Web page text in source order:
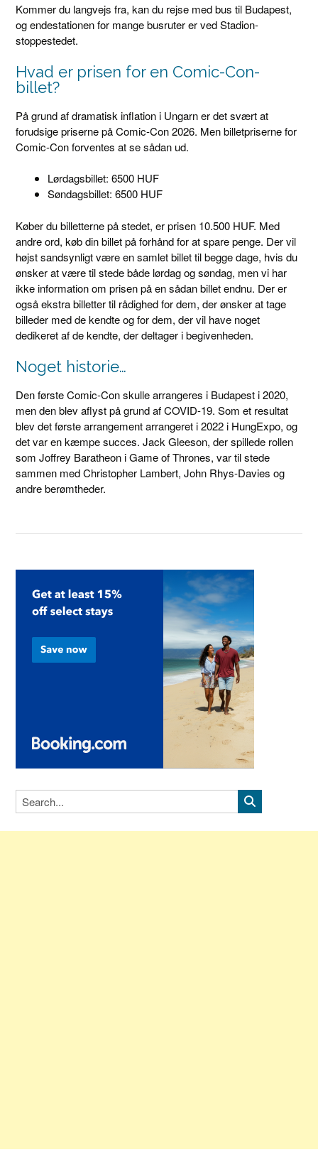
Kommer du langvejs fra, kan du rejse med bus til Budapest,
og endestationen for mange busruter er ved Stadion-
stoppestedet.
Hvad er prisen for en Comic-Con-
billet?
På grund af dramatisk inflation i Ungarn er det svært at
forudsige priserne på Comic-Con 2026. Men billetpriserne for
Comic-Con forventes at se sådan ud.
Lørdagsbillet: 6500 HUF
Søndagsbillet: 6500 HUF
Køber du billetterne på stedet, er prisen 10.500 HUF. Med
andre ord, køb din billet på forhånd for at spare penge. Der vil
højst sandsynligt være en samlet billet til begge dage, hvis du
ønsker at være til stede både lørdag og søndag, men vi har
ikke information om prisen på en sådan billet endnu. Der er
også ekstra billetter til rådighed for dem, der ønsker at tage
billeder med de kendte og for dem, der vil have noget
dedikeret af de kendte, der deltager i begivenheden.
Noget historie…
Den første Comic-Con skulle arrangeres i Budapest i 2020,
men den blev aflyst på grund af COVID-19. Som et resultat
blev det første arrangement arrangeret i 2022 i HungExpo, og
det var en kæmpe succes. Jack Gleeson, der spillede rollen
som Joffrey Baratheon i Game of Thrones, var til stede
sammen med Christopher Lambert, John Rhys-Davies og
andre berømtheder.